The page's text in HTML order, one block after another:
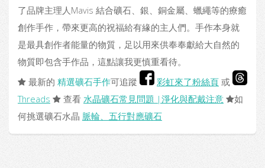
了品牌主理人Mavis 結合礦石、銀、銅金屬、蠟繩等的療癒
創作手作，帶來更高的祝福給有緣的主人們。手作本身就
是最具創作者能量的物質，足以用來供奉奉獻給大自然的
物質即包含手作品，這點讓我更慎重看待。
最新的 精選礦石手作可追蹤 彩虹來了粉絲頁 或
Threads
查看 水晶礦石常見問題 |淨化與配戴注意
如
何挑選礦石水晶 脈輪、五行對應礦石